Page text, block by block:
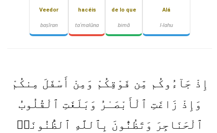
Alá
l-lahu
de lo que
bimā
hacéis
taʿmalūna
Veedor
baṣīran
إِذْ جَآءُوكُم مِّن فَوْقِكُمْ وَمِنْ أَسْفَلَ مِنكُمْ
وَإِذْ زَاغَتِ ٱلْأَبْصَـٰرُ وَبَلَغَتِ ٱلْقُلُوبُ
ٱلْحَنَاجِرَ وَتَظُنُّونَ بِٱللَّهِ ٱلظُّنُونَا۠